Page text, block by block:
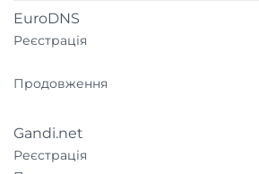
EuroDNS
Реєстрація
Продовження
Gandi.net
Реєстрація